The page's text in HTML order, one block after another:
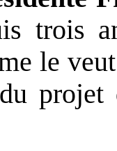
trois
le